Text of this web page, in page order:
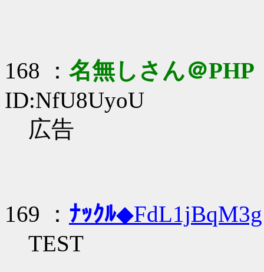
168 ： 名無しさん＠PHP
ID:NfU8UyoU
広告
169 ： ﾅｯｸﾙ◆FdL1jBqM3g
TEST